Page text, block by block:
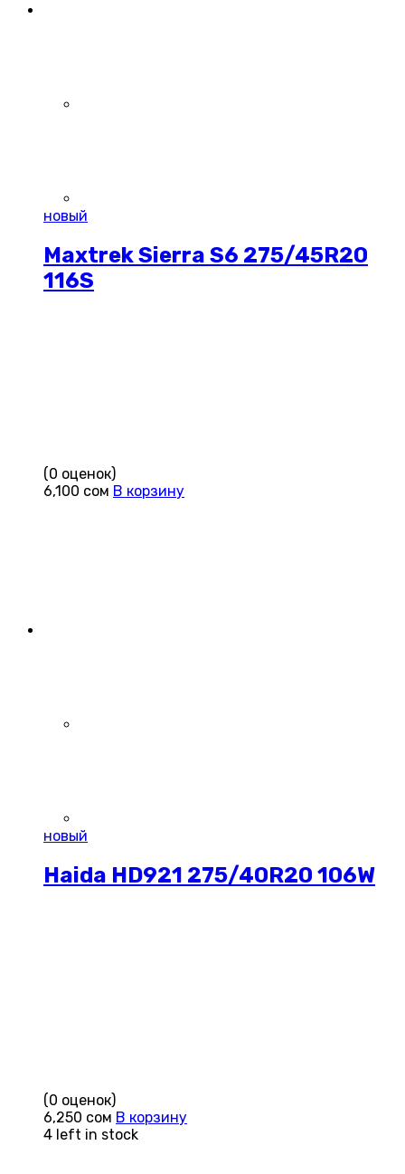
новый
Maxtrek Sierra S6 275/45R20
116S
(0 оценок)
6,100 сом В корзину
новый
Haida HD921 275/40R20 106W
(0 оценок)
6,250 сом В корзину
4 left in stock